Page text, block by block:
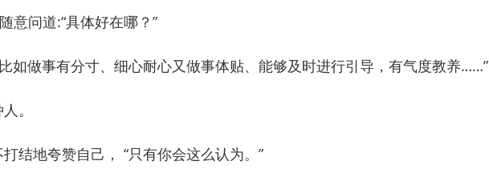
问道:“具体好在哪？”
做事有分寸、细心耐心又做事体贴、能够及时进行引导，有气度教养……”
。
地夸赞自己， “只有你会这么认为。”